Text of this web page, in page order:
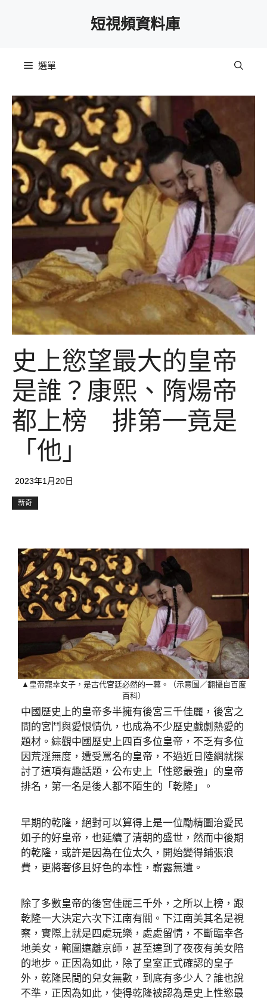
短視頻資料庫
選單
史上慾望最大的皇帝
是誰？康熙、隋煬帝
都上榜 排第一竟是
「他」
2023年1月20日
新奇
▲皇帝寵幸女子，是古代宮廷必然的一幕。（示意圖／翻攝自百度
百科）
中國歷史上的皇帝多半擁有後宮三千佳麗，後宮之
間的宮鬥與愛恨情仇，也成為不少歷史戲劇熱愛的
題材。綜觀中國歷史上四百多位皇帝，不乏有多位
因荒淫無度，遭受罵名的皇帝，不過近日陸網就探
討了這項有趣話題，公布史上「性慾最強」的皇帝
排名，第一名是後人都不陌生的「乾隆」。
早期的乾隆，絕對可以算得上是一位勵精圖治愛民
如子的好皇帝，也延續了清朝的盛世，然而中後期
的乾隆，或許是因為在位太久，開始變得鋪張浪
費，更將奢侈且好色的本性，嶄露無遺。
除了多數皇帝的後宮佳麗三千外，之所以上榜，跟
乾隆一大決定六次下江南有關。下江南美其名是視
察，實際上就是四處玩樂，處處留情，不斷臨幸各
地美女，範圍遠離京師，甚至達到了夜夜有美女陪
的地步。正因為如此，除了皇室正式確認的皇子
外，乾隆民間的兒女無數，到底有多少人？誰也說
不準，正因為如此，使得乾隆被認為是史上性慾最